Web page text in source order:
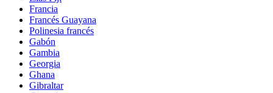
Francia
Francés Guayana
Polinesia francés
Gabón
Gambia
Georgia
Ghana
Gibraltar